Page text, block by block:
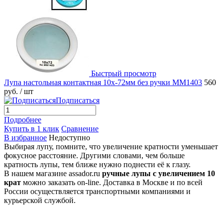
Быстрый просмотр
Лупа настольная контактная 10х-72мм без ручки MM1403 560
руб. / шт
Подписаться
Подробнее
Купить в 1 клик Сравнение
В избранное Недоступно
Выбирая лупу, помните, что увеличение кратности уменьшает
фокусное расстояние. Другими словами, чем больше
кратность лупы, тем ближе нужно поднести её к глазу.
В нашем магазине assador.ru ручные лупы с увеличением 10
крат можно заказать on-line. Доставка в Москве и по всей
России осуществляется транспортными компаниями и
курьерской службой.